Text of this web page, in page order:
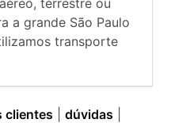
a grande São Paulo
transporte
clientes dúvidas